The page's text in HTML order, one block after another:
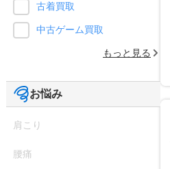
古着買取
中古ゲーム買取
もっと見る
お悩み
肩こり
腰痛